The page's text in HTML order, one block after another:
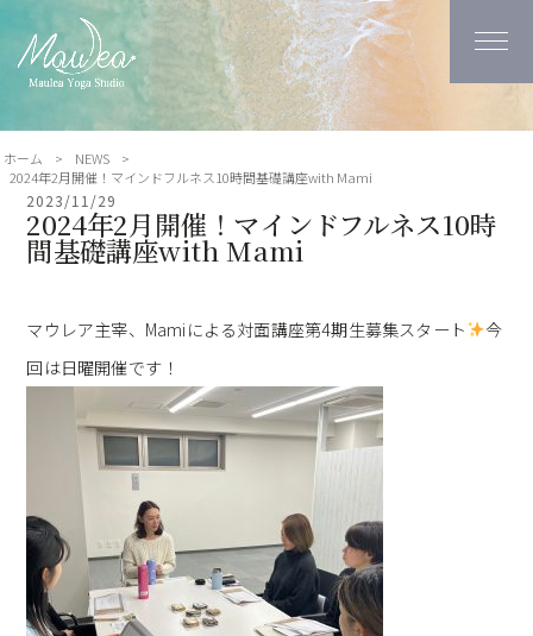
ホーム > NEWS
>
2024年2月開催！マインドフルネス10時間基礎講座with Mami
2023/11/29
2024年2月開催！マインドフルネス10時
間基礎講座with Mami
マウレア主宰、Mamiによる対面講座第4期生募集スタート
今
回は日曜開催です！